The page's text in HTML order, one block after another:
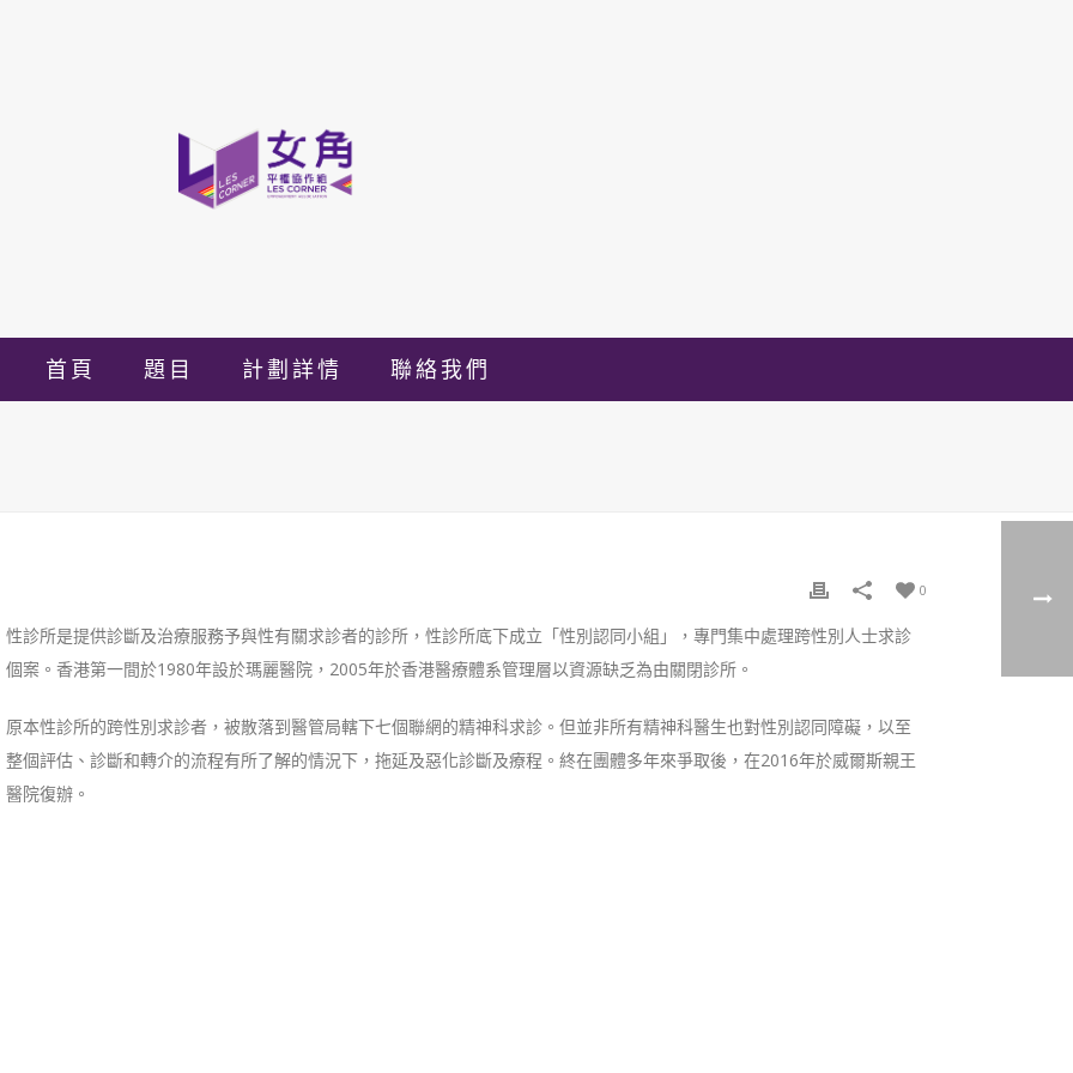
首頁 題目 計劃詳情 聯絡我們
0
性診所是提供診斷及治療服務予與性有關求診者的診所，性診所底下成立「性別認同小組」，專門集中處理跨性別人士求診
個案。香港第一間於1980年設於瑪麗醫院，2005年於香港醫療體系管理層以資源缺乏為由關閉診所。
原本性診所的跨性別求診者，被散落到醫管局轄下七個聯網的精神科求診。但並非所有精神科醫生也對性別認同障礙，以至
整個評估、診斷和轉介的流程有所了解的情況下，拖延及惡化診斷及療程。終在團體多年來爭取後，在2016年於威爾斯親王
醫院復辦。